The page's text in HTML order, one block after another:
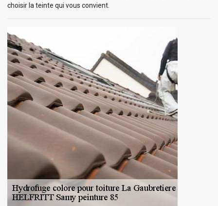
choisir la teinte qui vous convient.